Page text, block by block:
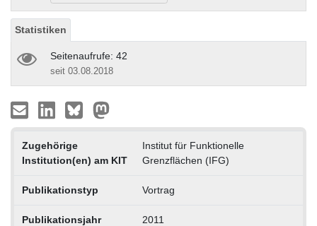
Statistiken
Seitenaufrufe: 42
seit 03.08.2018
Zugehörige
Institution(en) am KIT
Institut für Funktionelle
Grenzflächen (IFG)
Publikationstyp Vortrag
Publikationsjahr 2011